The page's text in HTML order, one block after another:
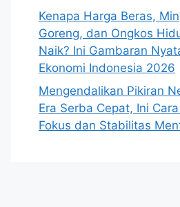
Kenapa Harga Beras,
Goreng, dan Ongkos
Naik? Ini Gambaran
Ekonomi Indonesia 2026
Mengendalikan Pikiran
Era Serba Cepat, Ini
Fokus dan Stabilitas